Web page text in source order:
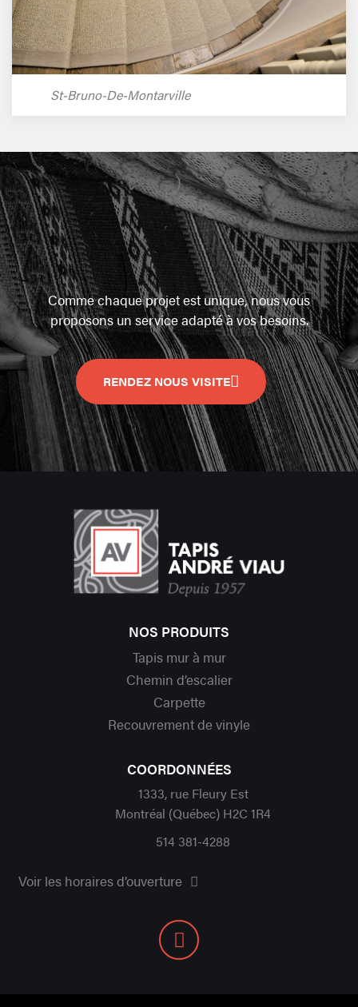
St-Bruno-De-Montarville
Comme chaque projet est unique, nous vous
proposons un service adapté à vos besoins.
RENDEZ NOUS VISITE
NOS PRODUITS
Tapis mur à mur
Chemin d’escalier
Carpette
Recouvrement de vinyle
COORDONNÉES
1333, rue Fleury Est
Montréal (Québec) H2C 1R4
514 381-4288
Voir les horaires d’ouverture